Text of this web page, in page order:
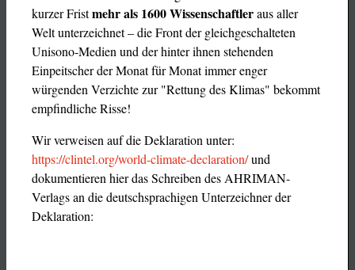
kurzer Fristmehr als 1600 Wissenschaftleraus aller
Welt unterzeichnet – die Front der gleichgeschalteten
Unisono-Medien und der hinter ihnen stehenden
Einpeitscher der Monat für Monat immer enger
würgenden Verzichte zur "Rettung des Klimas" bekommt
empfindliche Risse!
Wir verweisen auf die Deklaration unter:
https://clintel.org/world-climate-declaration/und
dokumentieren hier das Schreiben des AHRIMAN-
Verlags an die deutschsprachigen Unterzeichner der
Deklaration: